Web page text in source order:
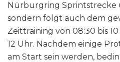
Nürburgring Sprintstrecke
sondern folgt auch dem
Zeittraining von 08:30 bis
12 Uhr. Nachdem einige
am Start sein werden,